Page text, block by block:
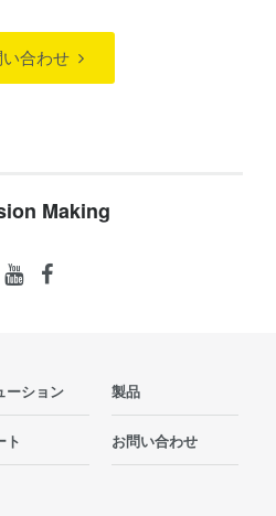
合わせ
Making
ーション 製品
ト お問い合わせ